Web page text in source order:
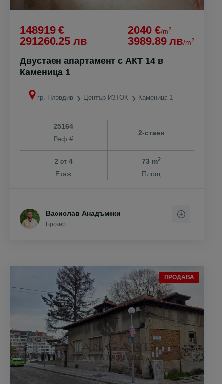
148919 €
291260.25 лв
2040 €/m2
3989.89 лв/m2
Двустаен апартамент с АКТ 14 в
Каменица 1
гр. Пловдив Център ИЗТОК Каменица 1
25164
Реф #
2-стаен
2 от4
Етаж
73 m2
Площ
Васислав Анадъмски
Брокер
ПРОДАВА